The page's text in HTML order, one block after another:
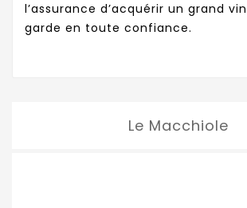
l’assurance d’acquérir un grand
garde en toute confiance.
Le Macchiole